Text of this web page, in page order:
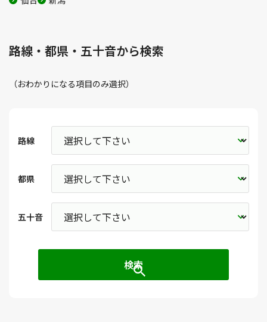
路線・都県・五十音から検索
（おわかりになる項目のみ選択）
路線
都県
五十音